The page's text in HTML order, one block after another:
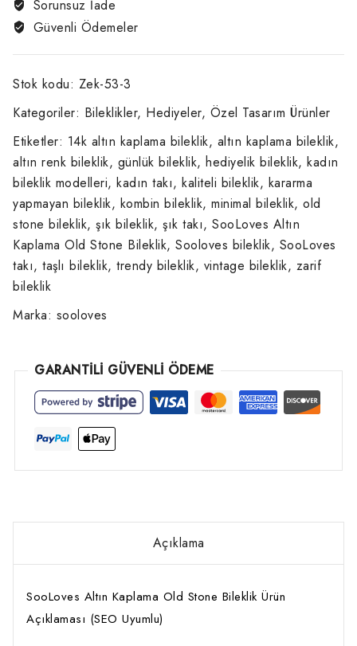
Sorunsuz İade
Güvenli Ödemeler
Stok kodu: Zek-53-3
Kategoriler: Bileklikler, Hediyeler, Özel Tasarım Ürünler
Etiketler: 14k altın kaplama bileklik, altın kaplama bileklik,
altın renk bileklik, günlük bileklik, hediyelik bileklik, kadın
bileklik modelleri, kadın takı, kaliteli bileklik, kararma
yapmayan bileklik, kombin bileklik, minimal bileklik, old
stone bileklik, şık bileklik, şık takı, SooLoves Altın
Kaplama Old Stone Bileklik, Sooloves bileklik, SooLoves
takı, taşlı bileklik, trendy bileklik, vintage bileklik, zarif
bileklik
Marka: sooloves
GARANTİLİ GÜVENLİ ÖDEME
Açıklama
SooLoves Altın Kaplama Old Stone Bileklik Ürün
Açıklaması (SEO Uyumlu)